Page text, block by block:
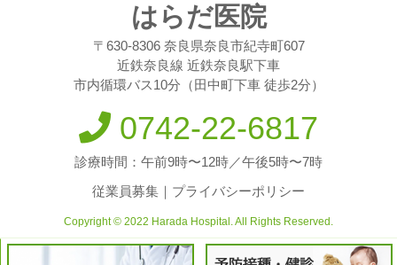
はらだ医院
〒630-8306 奈良県奈良市紀寺町607
近鉄奈良線 近鉄奈良駅下車
市内循環バス10分（田中町下車 徒歩2分）
0742-22-6817
診療時間：午前9時〜12時／午後5時〜7時
従業員募集 ｜ プライバシーポリシー
Copyright © 2022 Harada Hospital. All Rights Reserved.